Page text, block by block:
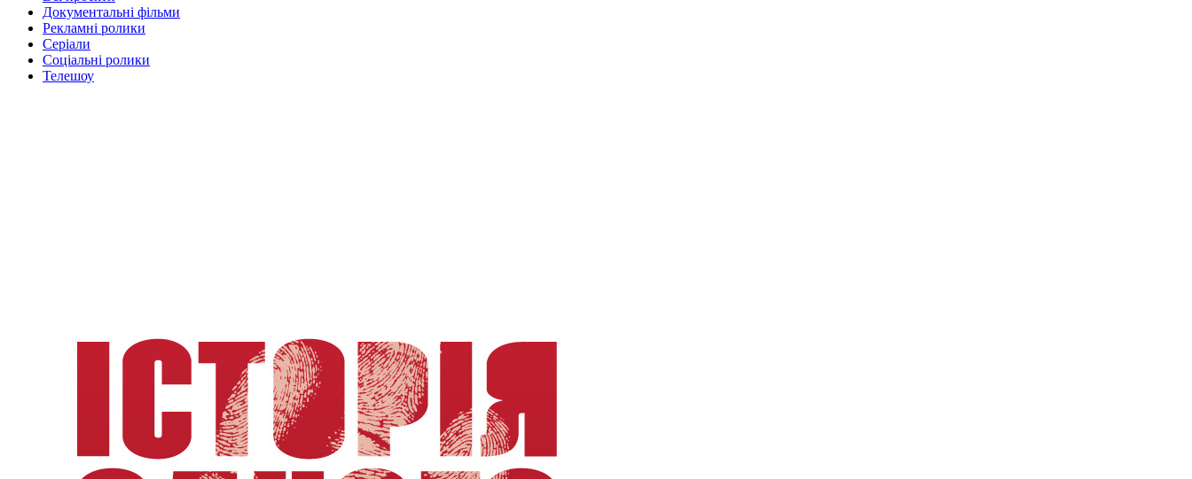
Документальні фільми
Рекламні ролики
Серіали
Соціальні ролики
Телешоу